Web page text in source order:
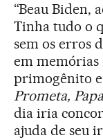
“Beau Biden,
Tinha tudo o
sem os erros
em memórias
primogênito
Prometa,
dia iria
ajuda de seu